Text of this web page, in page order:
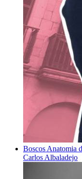
Boscos Anatomia
Carlos Albaladejo